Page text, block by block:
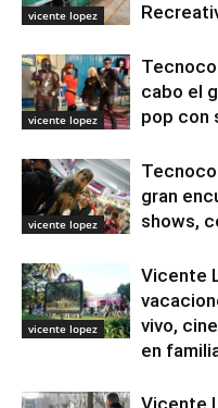
vicente lopez
vicente lopez
cabo el
pop con
vicente lopez
gran
shows,
vicente lopez
Vicente
vivo,
en
Vicente